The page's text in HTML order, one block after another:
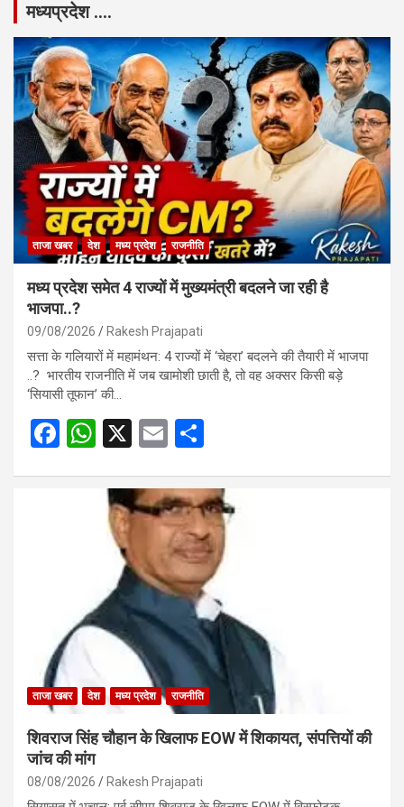
मध्यप्रदेश ….
ताजा खबर देश मध्य प्रदेश राजनीति
मध्य प्रदेश समेत 4 राज्यों में मुख्यमंत्री बदलने जा रही है
भाजपा..?
09/08/2026 Rakesh Prajapati
सत्ता के गलियारों में महामंथन: 4 राज्यों में ‘चेहरा’ बदलने की तैयारी में भाजपा
..? भारतीय राजनीति में जब खामोशी छाती है, तो वह अक्सर किसी बड़े
‘सियासी तूफान’ की…
F
W
at
s
A
p
X
E
ail ar
e
ताजा खबर देश मध्य प्रदेश राजनीति
शिवराज सिंह चौहान के खिलाफ EOW में शिकायत, संपत्तियों की
जांच की मांग
08/08/2026 Rakesh Prajapati